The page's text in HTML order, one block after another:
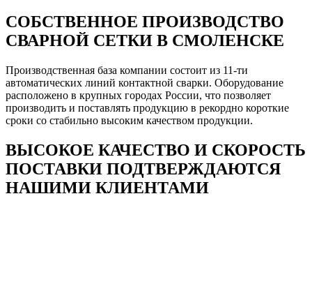
СОБСТВЕННОЕ ПРОИЗВОДСТВО
СВАРНОЙ СЕТКИ В СМОЛЕНСКЕ
Производственная база компании состоит из 11-ти
автоматических линий контактной сварки. Оборудование
расположено в крупных городах России, что позволяет
производить и поставлять продукцию в рекордно короткие
сроки со стабильно высоким качеством продукции.
ВЫСОКОЕ КАЧЕСТВО И СКОРОСТЬ
ПОСТАВКИ ПОДТВЕРЖДАЮТСЯ
НАШИМИ КЛИЕНТАМИ